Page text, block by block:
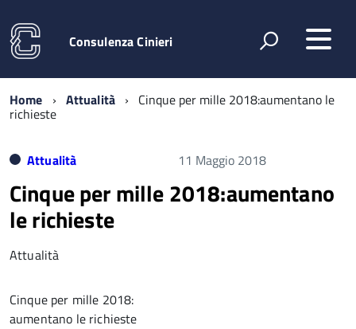
Consulenza Cinieri
Home Attualità Cinque per mille 2018:aumentano le
richieste
Attualità 11 Maggio 2018
Cinque per mille 2018:aumentano
le richieste
Attualità
Cinque per mille 2018:
aumentano le richieste